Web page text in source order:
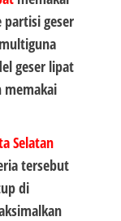
geser
geser lipat
memakai
Selatan
tersebut
di